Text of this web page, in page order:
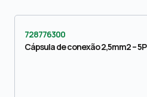
728776300
Cápsula de conexão 2,5mm2 – 5P